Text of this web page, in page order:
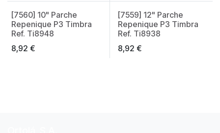
[7560] 10" Parche
Repenique P3 Timbra
Ref. Ti8948
8,92 €
[7559] 12" Parche
Repenique P3 Timbra
Ref. Ti8938
8,92 €